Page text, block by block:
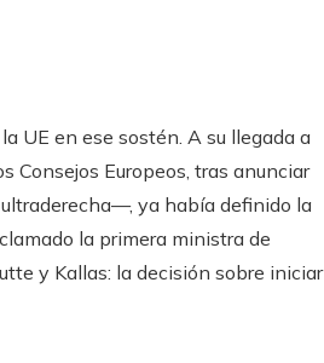
UE en ese sostén. A su llegada a
Consejos Europeos, tras anunciar
ya había definido la
la primera ministra de
y Kallas: la decisión sobre iniciar